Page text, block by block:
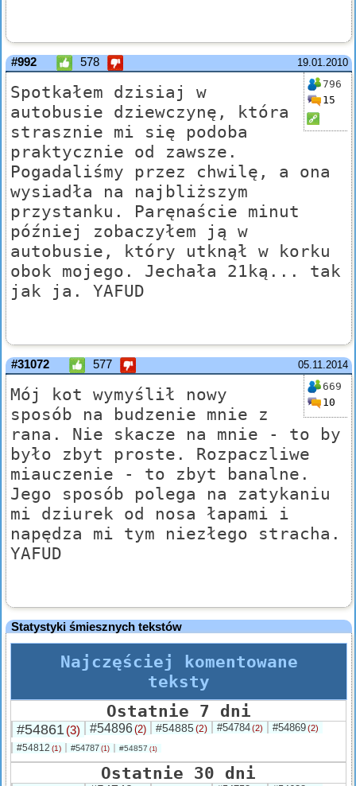
19.01.2010
#992 578
796
15
Spotkałem dzisiaj w
autobusie dziewczynę, która
strasznie mi się podoba
praktycznie od zawsze.
Pogadaliśmy przez chwilę, a ona
wysiadła na najbliższym
przystanku. Paręnaście minut
później zobaczyłem ją w
autobusie, który utknął w korku
obok mojego. Jechała 21ką... tak
jak ja. YAFUD
05.11.2014
#31072 577
669
10
Mój kot wymyślił nowy
sposób na budzenie mnie z
rana. Nie skacze na mnie - to by
było zbyt proste. Rozpaczliwe
miauczenie - to zbyt banalne.
Jego sposób polega na zatykaniu
mi dziurek od nosa łapami i
napędza mi tym niezłego stracha.
YAFUD
Statystyki śmiesznych tekstów
Najczęściej komentowane
teksty
Ostatnie 7 dni
#54861(3) #54896(2) #54885(2) #54784(2) #54869(2)
#54812 (1) #54787 (1) #54857 (1)
Ostatnie 30 dni